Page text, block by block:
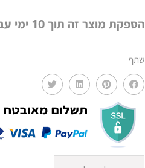
בד
הספקת מוצר זה תוך 10 ימי עבודה
שתף